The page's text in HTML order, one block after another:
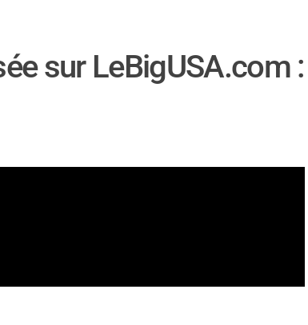
sur LeBigUSA.com :